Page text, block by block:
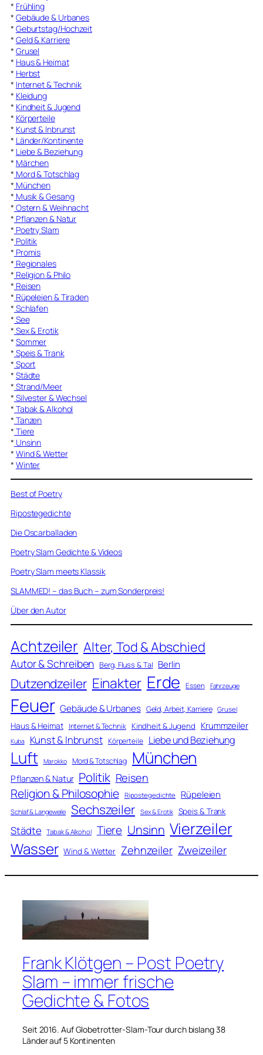
* Frühling
* Gebäude & Urbanes
* Geburtstag/Hochzeit
* Geld & Karriere
* Grusel
* Haus & Heimat
* Herbst
* Internet & Technik
* Kleidung
* Kindheit & Jugend
* Körperteile
* Kunst & Inbrunst
* Länder/Kontinente
* Liebe & Beziehung
* Märchen
* Mord & Totschlag
* München
* Musik & Gesang
* Ostern & Weihnacht
* Pflanzen & Natur
* Poetry Slam
* Politik
* Promis
* Regionales
* Religion & Philo
* Reisen
* Rüpeleien & Tiraden
* Schlafen
* See
* Sex & Erotik
* Sommer
* Speis & Trank
* Sport
* Städte
* Strand/Meer
* Silvester & Wechsel
* Tabak & Alkohol
* Tanzen
* Tiere
* Unsinn
* Wind & Wetter
* Winter
Best of Poetry
Ripostegedichte
Die Oscarballaden
Poetry Slam Gedichte & Videos
Poetry Slam meets Klassik
SLAMMED! – das Buch – zum Sonderpreis!
Über den Autor
Achtzeiler Alter, Tod & Abschied
Autor & Schreiben Berg, Fluss & Tal Berlin
Dutzendzeiler Einakter Erde Essen Fahrzeuge
Feuer Gebäude & Urbanes Geld, Arbeit, Karriere Grusel
Haus & Heimat Internet & Technik Kindheit & Jugend Krummzeiler
Kuba Kunst & Inbrunst Körperteile Liebe und Beziehung
Luft Marokko Mord & Totschlag München
Pflanzen & Natur Politik Reisen
Religion & Philosophie Ripostegedichte Rüpeleien
Schlaf & Langeweile Sechszeiler Sex & Erotik Speis & Trank
Städte Tabak & Alkohol Tiere Unsinn Vierzeiler
Wasser Wind & Wetter Zehnzeiler Zweizeiler
Frank Klötgen – Post Poetry
Slam – immer frische
Gedichte & Fotos
Seit 2016. Auf Globetrotter-Slam-Tour durch bislang 38
Länder auf 5 Kontinenten